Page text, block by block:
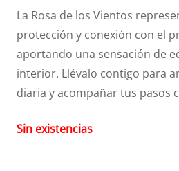
La Rosa de los Vientos
protección y conexión con el
aportando una sensación de
interior. Llévalo contigo para
diaria y acompañar tus pasos
Sin existencias